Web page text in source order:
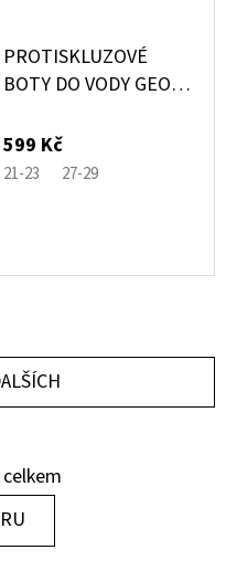
PROTISKLUZOVÉ
BOTY DO VODY GEO
SLIPSTOP®
599 Kč
21-23 27-29